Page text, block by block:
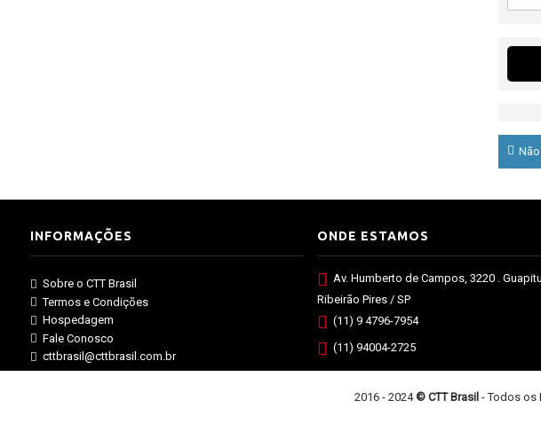
INFORMAÇÕES
Sobre o CTT Brasil
Termos e Condições
Hospedagem
Fale Conosco
cttbrasil@cttbrasil.com.br
ONDE ESTAMOS
Av. Humberto de Campos, 3220 .
Ribeirão Pires / SP
(11) 9 4796-7954
(11) 94004-2725
2016 - 2024© CTT Brasil - Todos os